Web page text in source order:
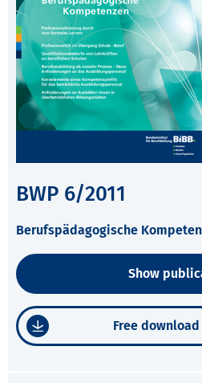
BWP 6/2011
Berufspädagogische
Show
Free download